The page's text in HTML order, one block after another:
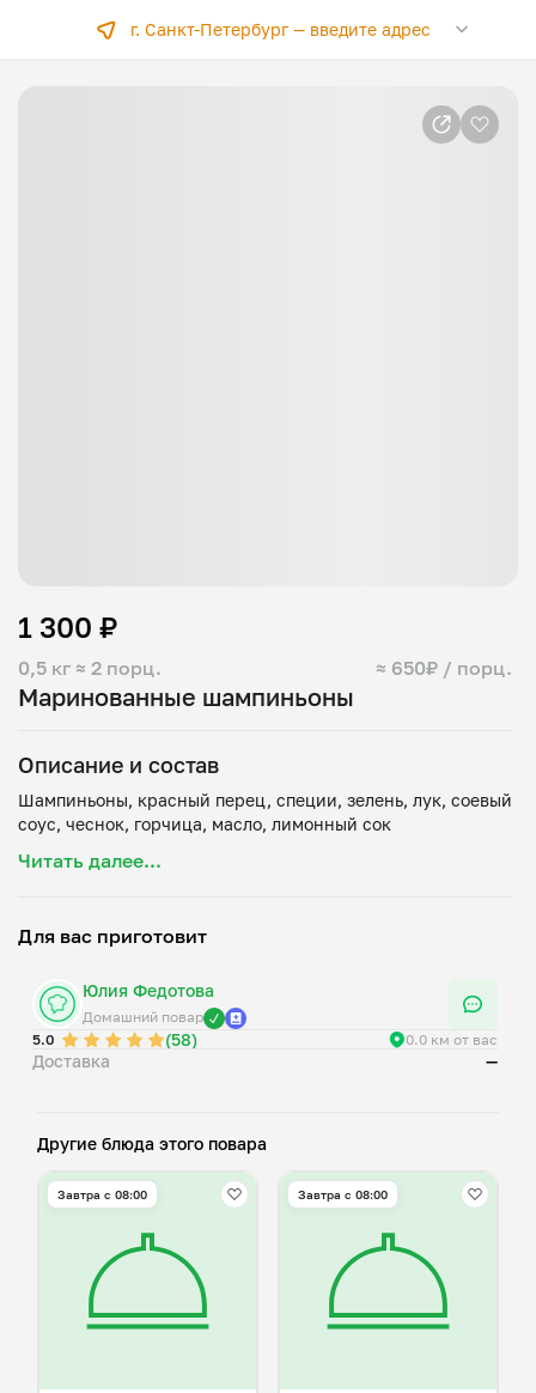
г. Санкт-Петербург —введите адрес
Маринованные шампиньоны
0,5 кг ≈ 2 порц. ≈ 650₽ / порц.
1 300 ₽
Описание и состав
Шампиньоны, красный перец, специи, зелень, лук, соевый
Читать далее...
Для вас приготовит
Юлия Федотова
Домашний повар
5.0
(58) 0.0 км от вас
Доставка —
Другие блюда этого повара
Завтра c 08:00 Завтра c 08:00